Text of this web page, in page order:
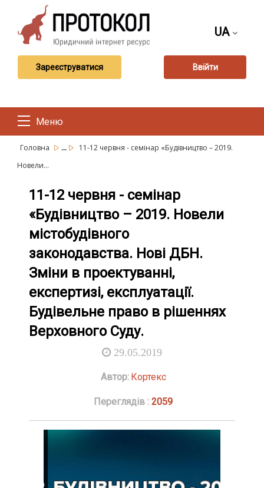
UA
Зареєструватися Ввійти
Меню
Головна ...
11-12 червня - семінар «Будівництво – 2019.
Новели...
11-12 червня - семінар
«Будівництво – 2019. Новели
містобудівного
законодавства. Нові ДБН.
Зміни в проектуванні,
експертизі, експлуатації.
Будівельне право в рішеннях
Верховного Суду.
29.05.2019
Автор: Кортекс
Переглядів :2059